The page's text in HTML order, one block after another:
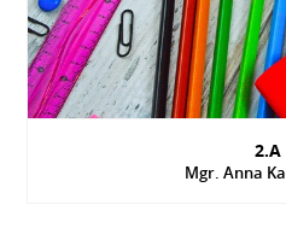
2.A
Mgr. Anna